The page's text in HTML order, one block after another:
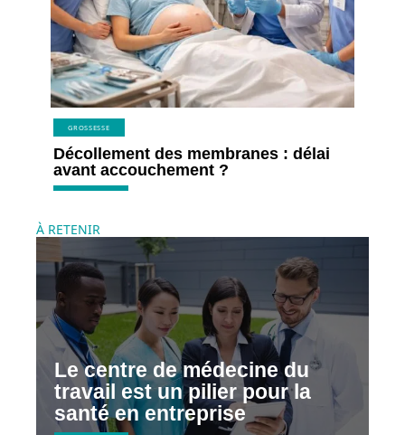
GROSSESSE
Décollement des membranes : délai
avant accouchement ?
À RETENIR
Le centre de médecine du
travail est un pilier pour la
santé en entreprise